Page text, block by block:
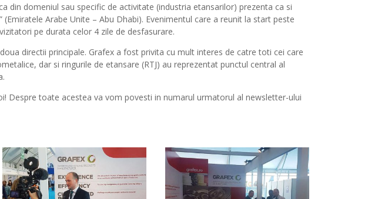
din domeniul sau specific de activitate (industria etansarilor) prezenta ca si
Arabe Unite – Abu Dhabi). Evenimentul care a reunit la start peste
pe durata celor 4 zile de desfasurare.
directii principale. Grafex a fost privita cu mult interes de catre toti cei care
dar si ringurile de etansare (RTJ) au reprezentat punctul central al
Despre toate acestea va vom povesti in numarul urmatorul al newsletter-ului